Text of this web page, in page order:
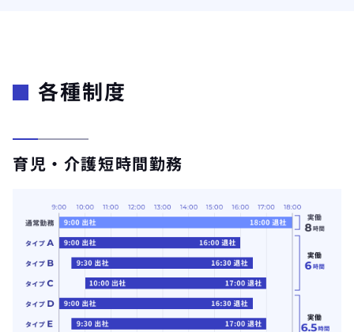
各種制度
育児・介護短時間勤務